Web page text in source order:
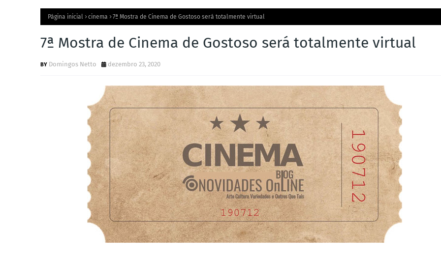
Página inicial cinema 7ª Mostra de Cinema de Gostoso será totalmente virtual
7ª Mostra de Cinema de Gostoso será totalmente virtual
Domingos Netto dezembro 23, 2020